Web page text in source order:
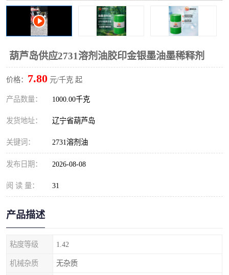
葫芦岛供应2731溶剂油胶印金银墨油墨稀释剂
价格： 7.80 元/千克 起
产品数量： 1000.00千克
发货地址： 辽宁省葫芦岛
关键词： 2731溶剂油
发布日期： 2026-08-08
阅 读 量： 31
产品描述
粘度等级 1.42
机械杂质 无杂质